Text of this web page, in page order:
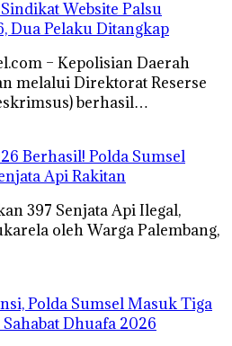
Website Palsu
Dua Pelaku Ditangkap
– Kepolisian Daerah
melalui Direktorat Reserse
berhasil…
Berhasil! Polda Sumsel
Api Rakitan
397 Senjata Api Ilegal,
oleh Warga Palembang,
Polda Sumsel Masuk Tiga
Dhuafa 2026